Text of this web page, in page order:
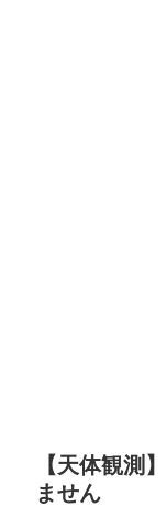
【天体観測
ません